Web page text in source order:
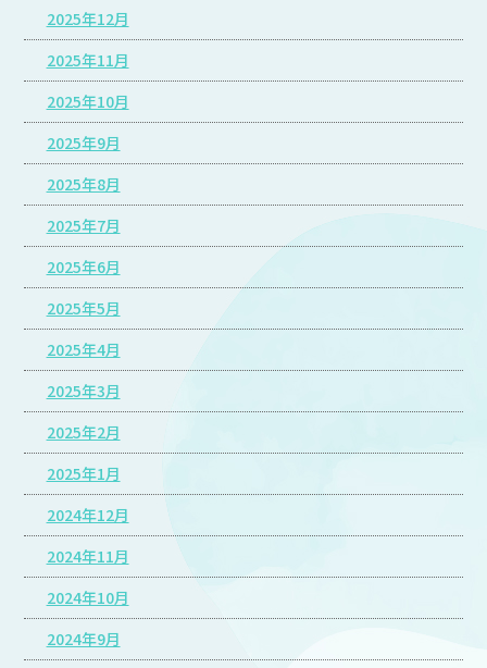
2025年12月
2025年11月
2025年10月
2025年9月
2025年8月
2025年7月
2025年6月
2025年5月
2025年4月
2025年3月
2025年2月
2025年1月
2024年12月
2024年11月
2024年10月
2024年9月